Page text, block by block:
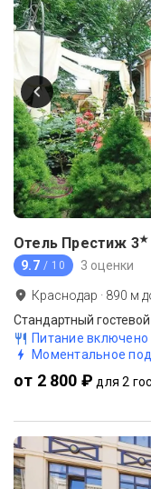
Отель Престиж 3★
9.7 / 10 3 оценки
Краснодар · 890 м
Стандартный
Питание включено
Моментальное
от 2 800 ₽ для 2